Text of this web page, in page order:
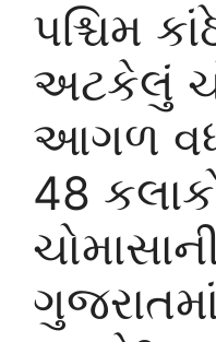
પશ્ચિમ
અટકેલું
આગળ
48